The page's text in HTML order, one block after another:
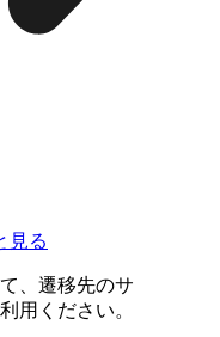
見る
、遷移先のサ
用ください。